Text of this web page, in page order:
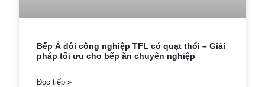
Bếp Á đôi công nghiệp TFL có quạt thổi – Giải
pháp tối ưu cho bếp ăn chuyên nghiệp
Đọc tiếp »